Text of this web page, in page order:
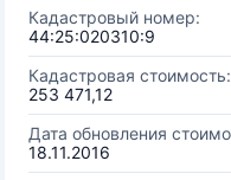
Кадастровый номер:
44:25:020310:9
Кадастровая стоимость:
253 471,12
Дата обновления
18.11.2016